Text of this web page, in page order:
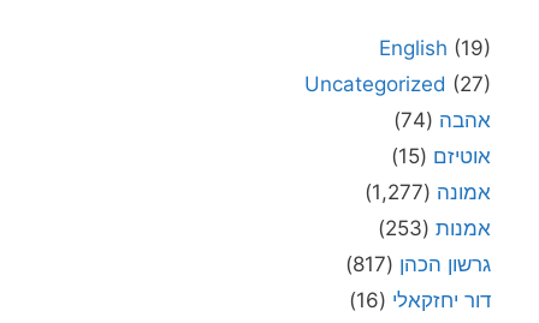
English (19)
Uncategorized (27)
אהבה (74)
אוטיזם (15)
אמונה (1,277)
אמנות (253)
גרשון הכהן (817)
דור יחזקאלי (16)